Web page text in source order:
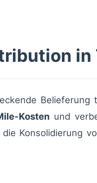
in
Belieferung
Kostenund
Konsolidierung